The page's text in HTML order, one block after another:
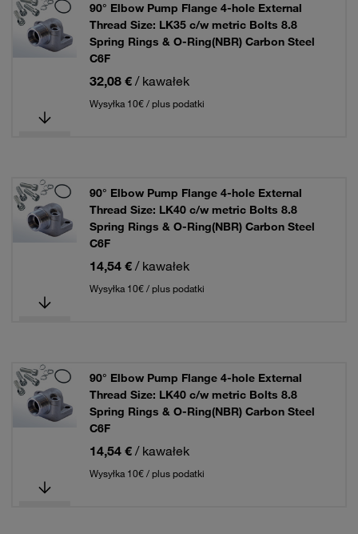
90° Elbow Pump Flange 4-hole External
Thread Size: LK35 c/w metric Bolts 8.8
Spring Rings & O-Ring(NBR) Carbon Steel
C6F
32,08 € / kawałek
Wysyłka 10€ / plus podatki
90° Elbow Pump Flange 4-hole External
Thread Size: LK40 c/w metric Bolts 8.8
Spring Rings & O-Ring(NBR) Carbon Steel
C6F
14,54 € / kawałek
Wysyłka 10€ / plus podatki
90° Elbow Pump Flange 4-hole External
Thread Size: LK40 c/w metric Bolts 8.8
Spring Rings & O-Ring(NBR) Carbon Steel
C6F
14,54 € / kawałek
Wysyłka 10€ / plus podatki